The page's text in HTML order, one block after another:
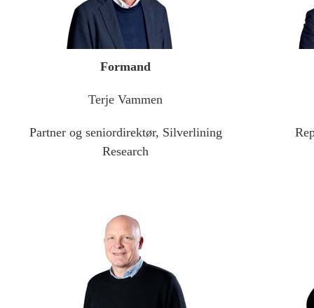
Formand
Terje Vammen
Partner og seniordirektør, Silverlining
Research